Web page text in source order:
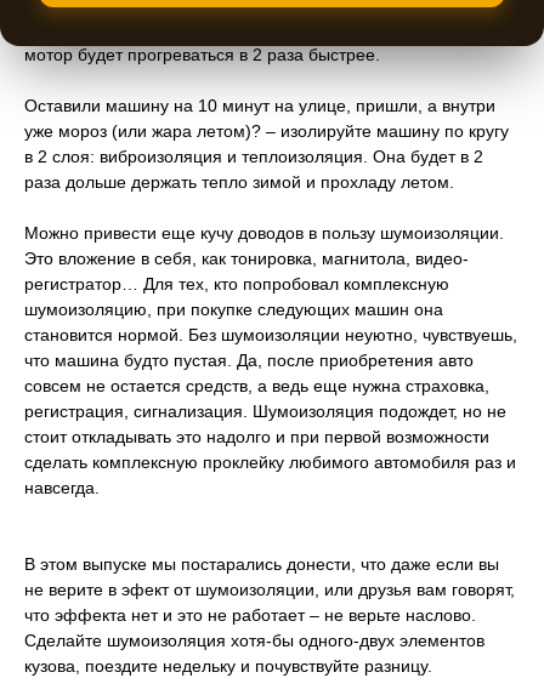
мотор будет прогреваться в 2 раза быстрее.
Оставили машину на 10 минут на улице, пришли, а внутри
уже мороз (или жара летом)? – изолируйте машину по кругу
в 2 слоя: виброизоляция и теплоизоляция. Она будет в 2
раза дольше держать тепло зимой и прохладу летом.
Можно привести еще кучу доводов в пользу шумоизоляции.
Это вложение в себя, как тонировка, магнитола, видео-
регистратор… Для тех, кто попробовал комплексную
шумоизоляцию, при покупке следующих машин она
становится нормой. Без шумоизоляции неуютно, чувствуешь,
что машина будто пустая. Да, после приобретения авто
совсем не остается средств, а ведь еще нужна страховка,
регистрация, сигнализация. Шумоизоляция подождет, но не
стоит откладывать это надолго и при первой возможности
сделать комплексную проклейку любимого автомобиля раз и
навсегда.
В этом выпуске мы постарались донести, что даже если вы
не верите в эфект от шумоизоляции, или друзья вам говорят,
что эффекта нет и это не работает – не верьте наслово.
Сделайте шумоизоляция хотя-бы одного-двух элементов
кузова, поездите недельку и почувствуйте разницу.